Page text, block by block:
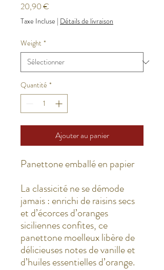
20,90 €
Taxe Incluse | Détails de livraison
Weight *
Quantité *
Ajouter au panier
Panettone emballé en papier
La classicité ne se démode
jamais : enrichi de raisins secs
et d’écorces d’oranges
siciliennes confites, ce
panettone moelleux libère de
délicieuses notes de vanille et
d’huiles essentielles d’orange.